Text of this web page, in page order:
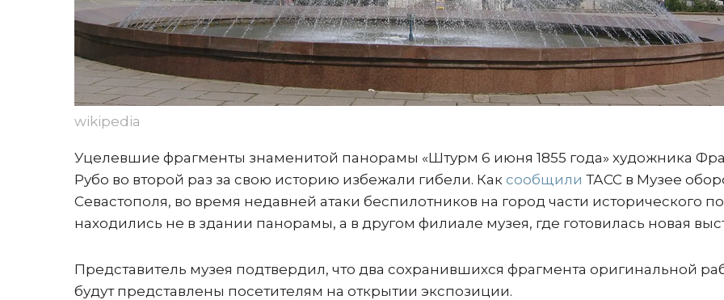
wikipedia
Уцелевшие фрагменты знаменитой панорамы «Штурм 6 июня 1855 года» художника
Рубо во второй раз за свою историю избежали гибели. Как сообщили ТАСС в Музее
Севастополя, во время недавней атаки беспилотников на город части исторического
находились не в здании панорамы, а в другом филиале музея, где готовилась новая
Представитель музея подтвердил, что два сохранившихся фрагмента оригинальной
будут представлены посетителям на открытии экспозиции.